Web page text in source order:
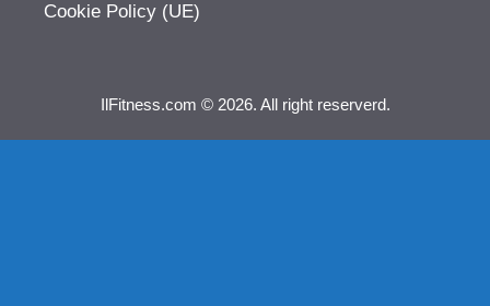
Cookie Policy (UE)
IlFitness.com © 2026. All right reserverd.